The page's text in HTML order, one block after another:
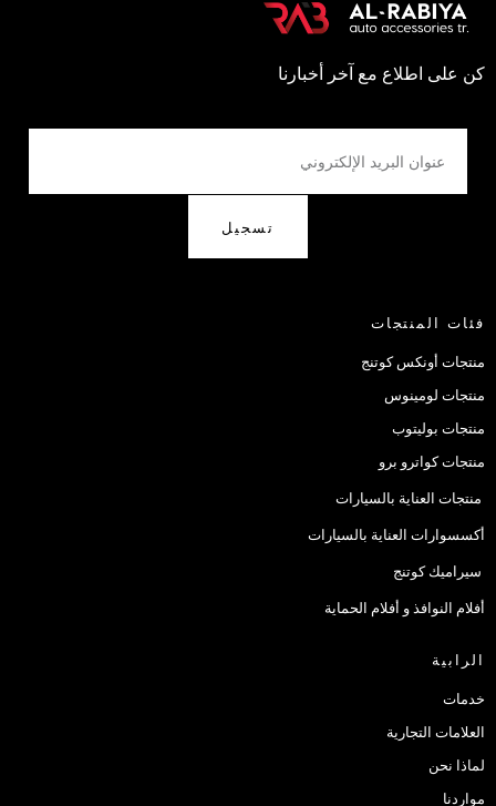
كن على اطلاع مع آخر أخبارنا
تسجيل
فئات المنتجات
منتجات أونكس كوتنج
منتجات لومينوس
منتجات بوليتوب
منتجات كواترو برو
منتجات العناية بالسيارات
أكسسوارات العناية بالسيارات
سيراميك كوتنج
أفلام النوافذ و أفلام الحماية
الرابية
خدمات
العلامات التجارية
لماذا نحن
مواردنا